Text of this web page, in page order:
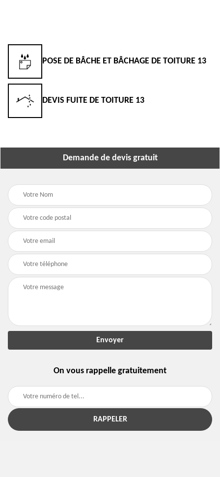
POSE DE BÂCHE ET BÂCHAGE DE TOITURE 13
DEVIS FUITE DE TOITURE 13
Demande de devis gratuit
On vous rappelle gratuitement